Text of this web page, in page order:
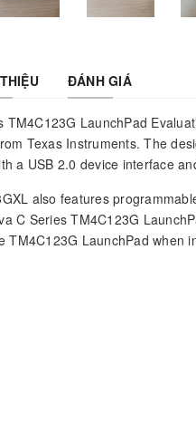
ĐÁNH GIÁ
TM4C123G LaunchPad
Texas Instruments. The
a USB 2.0 device interface
also features
C Series TM4C123G
TM4C123G LaunchPad when